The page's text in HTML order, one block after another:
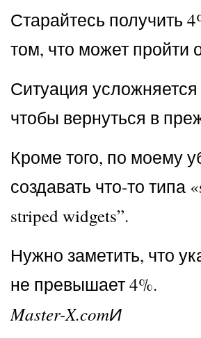
Старайтесь получить
том, что может пройти
Ситуация усложняется
чтобы вернуться в
Кроме того, по моему
создавать что-то типа
striped widgets”.
Нужно заметить, что
не превышает 4%.
Master-X.comИ